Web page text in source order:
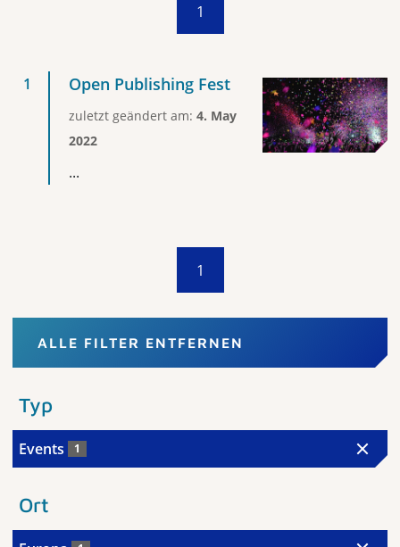
1
Open Publishing Fest
zuletzt geändert am: 4. May
2022
...
1
ALLE FILTER ENTFERNEN
Typ
Events 1
Ort